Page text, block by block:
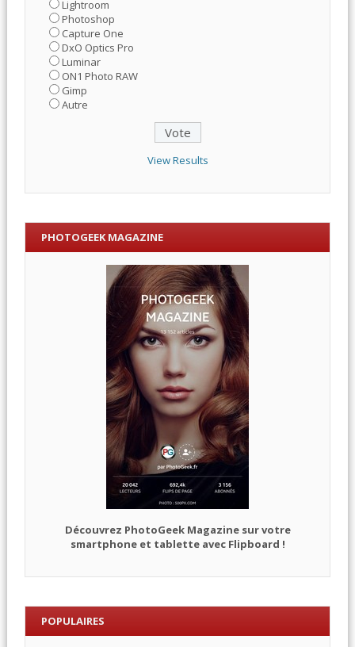
Lightroom
Photoshop
Capture One
DxO Optics Pro
Luminar
ON1 Photo RAW
Gimp
Autre
View Results
PHOTOGEEK MAGAZINE
Découvrez PhotoGeek Magazine sur votre
smartphone et tablette avec Flipboard !
POPULAIRES